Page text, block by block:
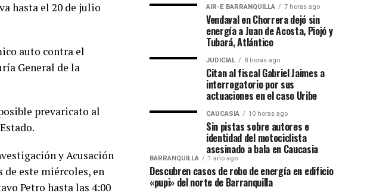
hasta el 20 de julio
auto contra el
General de la
prevaricato al
y Acusación
de este miércoles, en
Petro hasta las 4:00
AIR-E BARRANQUILLA 7 horas ago
Vendaval en Chorrera dejó sin
energía a Juan de Acosta, Piojó y
Tubará, Atlántico
JUDICIAL 8 horas ago
Citan al fiscal Gabriel Jaimes a
interrogatorio por sus
actuaciones en el caso Uribe
CAUCASIA 10 horas ago
Sin pistas sobre autores e
identidad del motociclista
asesinado a bala en Caucasia
BARRANQUILLA 1 año ago
Descubren casos de robo de energía en edificio
«pupi» del norte de Barranquilla